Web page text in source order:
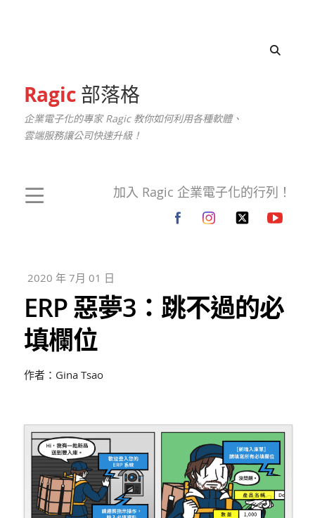
Ragic部落格
企業電子化的專家 Ragic 教你如何利用各種軟體、
雲端服務讓公司快速升級！
加入 Ragic 企業電子化的行列！
2020 年 7月 01 日
ERP 惡夢3：跳不過的必
填欄位
作者：Gina Tsao